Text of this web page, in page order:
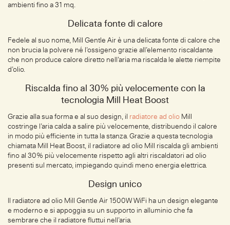
ambienti fino a 31 mq.
Delicata fonte di calore
Fedele al suo nome, Mill Gentle Air è una delicata fonte di calore che
non brucia la polvere né l’ossigeno grazie all’elemento riscaldante
che non produce calore diretto nell’aria ma riscalda le alette riempite
d’olio.
Riscalda fino al 30% più velocemente con la
tecnologia Mill Heat Boost
Grazie alla sua forma e al suo design, il radiatore ad olio Mill
costringe l’aria calda a salire più velocemente, distribuendo il calore
in modo più efficiente in tutta la stanza. Grazie a questa tecnologia
chiamata Mill Heat Boost, il radiatore ad olio Mill riscalda gli ambienti
fino al 30% più velocemente rispetto agli altri riscaldatori ad olio
presenti sul mercato, impiegando quindi meno energia elettrica.
Design unico
Il radiatore ad olio Mill Gentle Air 1500W WiFi ha un design elegante
e moderno e si appoggia su un supporto in alluminio che fa
sembrare che il radiatore fluttui nell’aria.